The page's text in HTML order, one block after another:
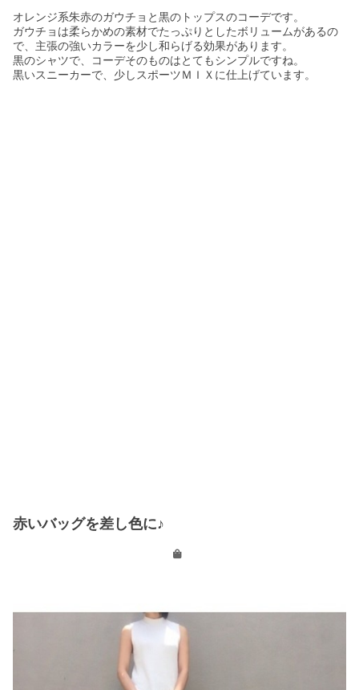
オレンジ系朱赤のガウチョと黒のトップスのコーデです。
ガウチョは柔らかめの素材でたっぷりとしたボリュームがあるの
で、主張の強いカラーを少し和らげる効果があります。
黒のシャツで、コーデそのものはとてもシンプルですね。
黒いスニーカーで、少しスポーツＭＩＸに仕上げています。
赤いバッグを差し色に♪